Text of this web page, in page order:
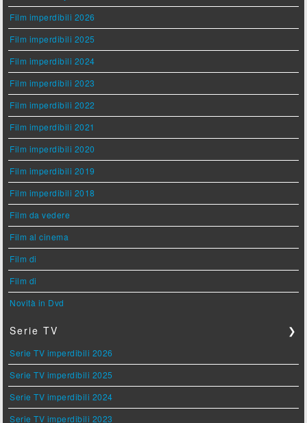
Film imperdibili 2026
Film imperdibili 2025
Film imperdibili 2024
Film imperdibili 2023
Film imperdibili 2022
Film imperdibili 2021
Film imperdibili 2020
Film imperdibili 2019
Film imperdibili 2018
Film da vedere
Film al cinema
Film di
Film di
Novità in Dvd
Serie TV ❯
Serie TV imperdibili 2026
Serie TV imperdibili 2025
Serie TV imperdibili 2024
Serie TV imperdibili 2023